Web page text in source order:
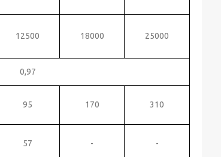
12500 18000 25000
0,97
95 170 310
57 - -